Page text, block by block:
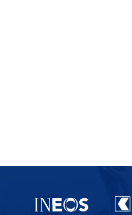
Partenaires du lausanne-Sport